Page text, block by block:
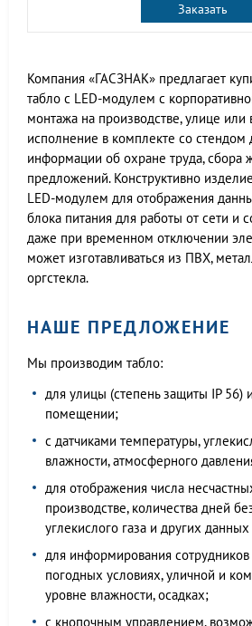
Заказать
Компания «ГАСЗНАК» предлагает
табло с LED-модулем с
монтажа на производстве, улице
исполнение в комплекте со стендом
информации об охране труда, сбора
предложений. Конструктивно
LED-модулем для отображения
блока питания для работы от сети и
даже при временном отключении
может изготавливаться из ПВХ,
оргстекла.
НАШЕ ПРЕДЛОЖЕНИЕ
Мы производим табло:
для улицы (степень защиты IP 56)
помещении;
с датчиками температуры,
влажности, атмосферного
для отображения числа
производстве, количества дней
углекислого газа и других
для информирования
погодных условиях, уличной и
уровне влажности, осадках;
с кнопочным управлением,